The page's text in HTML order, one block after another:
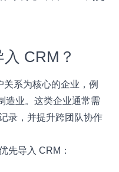
CRM？
系为核心的企业，例
造业。这类企业通常需
录，并提升跨团队协作
先导入 CRM：